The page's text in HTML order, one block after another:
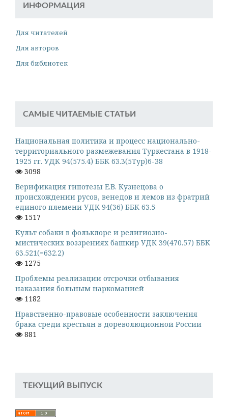
ИНФОРМАЦИЯ
Для читателей
Для авторов
Для библиотек
САМЫЕ ЧИТАЕМЫЕ СТАТЬИ
Национальная политика и процесс национально-
территориального размежевания Туркестана в 1918-
1925 гг. УДК 94(575.4) ББК 63.3(5Тур)6-38
3098
Верификация гипотезы Е.В. Кузнецова о
происхождении русов, венедов и лемов из фратрий
единого племени УДК 94(36) ББК 63.5
1517
Культ собаки в фольклоре и религиозно-
мистических воззрениях башкир УДК 39(470.57) ББК
63.521(=632.2)
1275
Проблемы реализации отсрочки отбывания
наказания больным наркоманией
1182
Нравственно-правовые особенности заключения
брака среди крестьян в дореволюционной России
881
ТЕКУЩИЙ ВЫПУСК